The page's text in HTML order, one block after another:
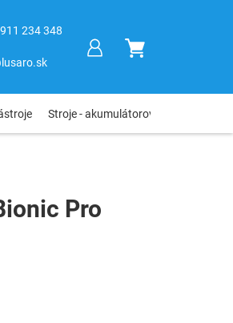
234 348
NÁKUPNÝ
Stroje - akumulátorové, elektro,
Pro